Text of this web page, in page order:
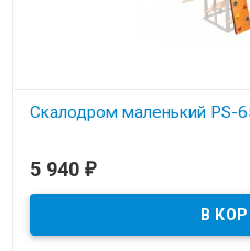
Скалодром маленький
5 940 ₽